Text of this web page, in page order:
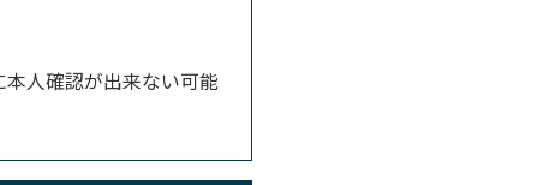
人確認が出来ない可能